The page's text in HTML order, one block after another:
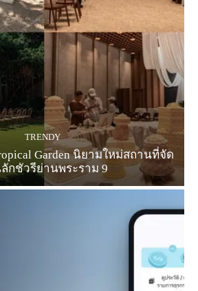
TRENDY
Garden นิยามใหม่สถานที่จัด
กชัวรีย่านพระราม 9